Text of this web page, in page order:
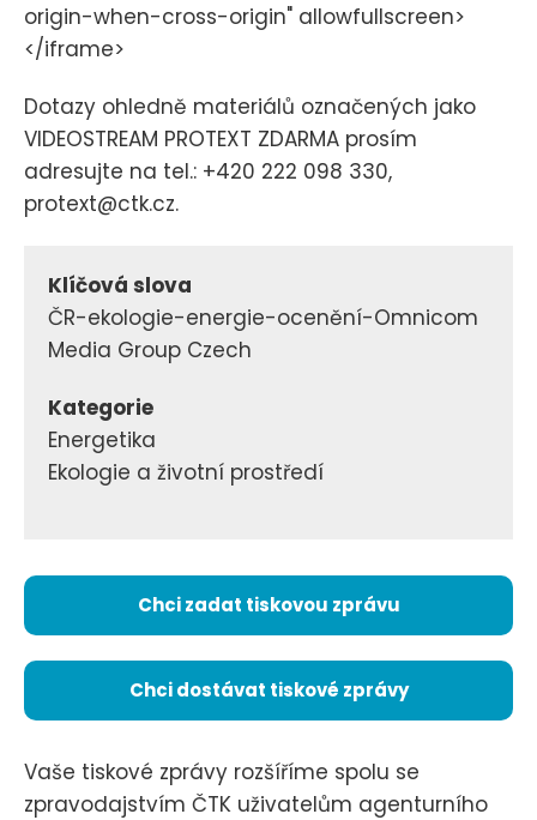
origin-when-cross-origin" allowfullscreen>
</iframe>
Dotazy ohledně materiálů označených jako
VIDEOSTREAM PROTEXT ZDARMA prosím
adresujte na tel.: +420 222 098 330,
protext@ctk.cz.
Klíčová slova
ČR-ekologie-energie-ocenění-Omnicom
Media Group Czech
Kategorie
Energetika
Ekologie a životní prostředí
Chci zadat tiskovou zprávu
Chci dostávat tiskové zprávy
Vaše tiskové zprávy rozšíříme spolu se
zpravodajstvím ČTK uživatelům agenturního